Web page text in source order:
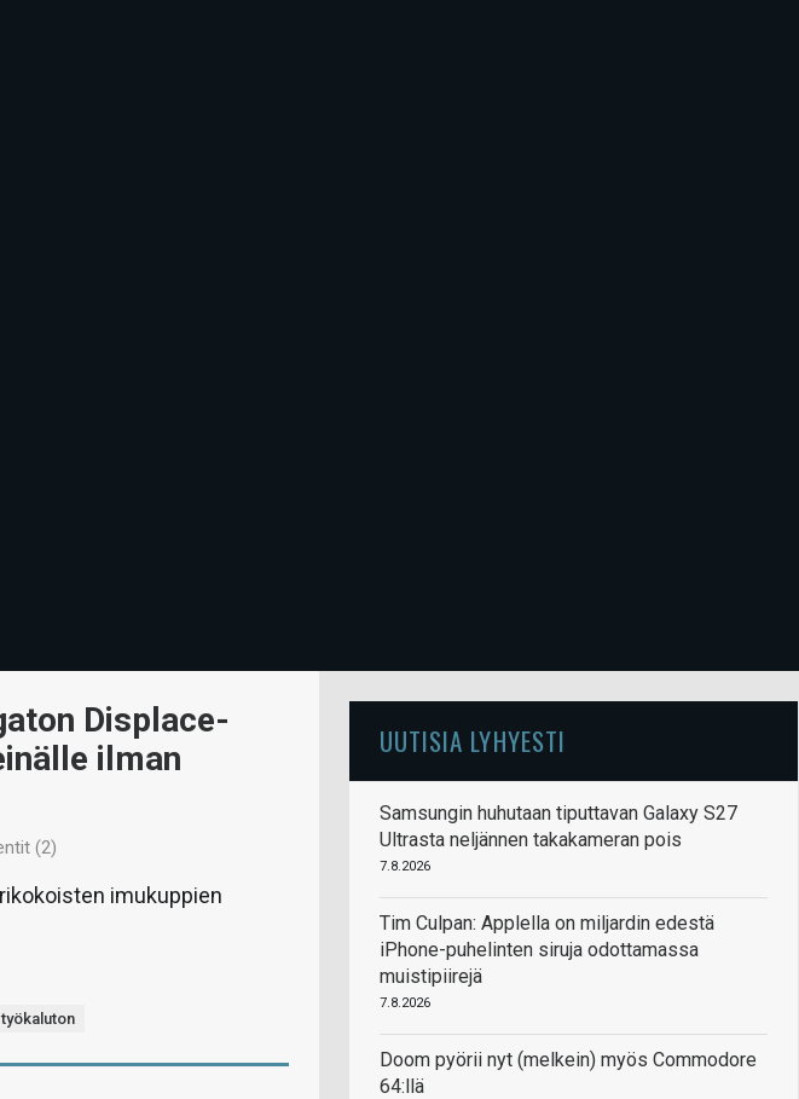
Displace-
ilman
(2)
imukuppien
työkaluton
UUTISIA LYHYESTI
Samsungin huhutaan tiputtavan Galaxy S27
Ultrasta neljännen takakameran pois
7.8.2026
Tim Culpan: Applella on miljardin edestä
iPhone-puhelinten siruja odottamassa
muistipiirejä
7.8.2026
Doom pyörii nyt (melkein) myös Commodore
64:llä